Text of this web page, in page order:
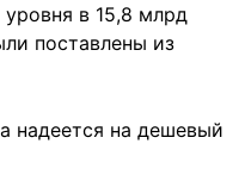
в 15,8 млрд
поставлены из
надеется на дешевый